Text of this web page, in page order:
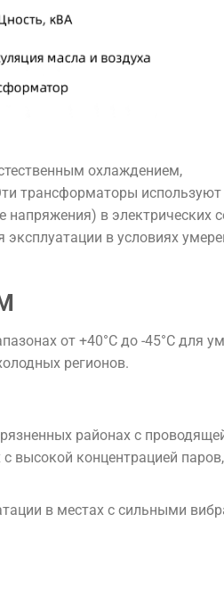
охлаждением,
трансформаторы
в электрических
в условиях
от +40°C до -45°C для
регионов.
районах с
высокой концентрацией
в местах с сильными